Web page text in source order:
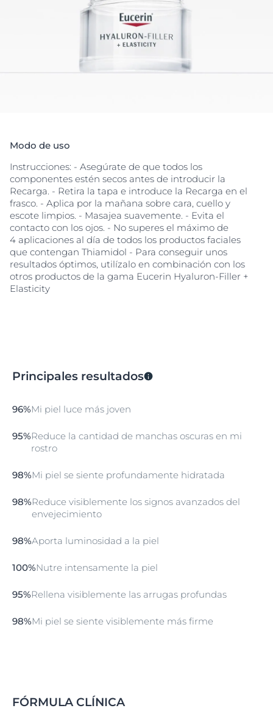
Modo de uso
Instrucciones: - Asegúrate de que todos los
componentes estén secos antes de introducir la
Recarga. - Retira la tapa e introduce la Recarga en el
frasco. - Aplica por la mañana sobre cara, cuello y
escote limpios. - Masajea suavemente. - Evita el
contacto con los ojos. - No superes el máximo de
4 aplicaciones al día de todos los productos faciales
que contengan Thiamidol - Para conseguir unos
resultados óptimos, utilízalo en combinación con los
otros productos de la gama Eucerin Hyaluron-Filler +
Elasticity
Principales resultados
96%Mi piel luce más joven
95%Reduce la cantidad de manchas oscuras en mi
rostro
98%Mi piel se siente profundamente hidratada
98%Reduce visiblemente los signos avanzados del
envejecimiento
98%Aporta luminosidad a la piel
100%Nutre intensamente la piel
95%Rellena visiblemente las arrugas profundas
98%Mi piel se siente visiblemente más firme
FÓRMULA CLÍNICA